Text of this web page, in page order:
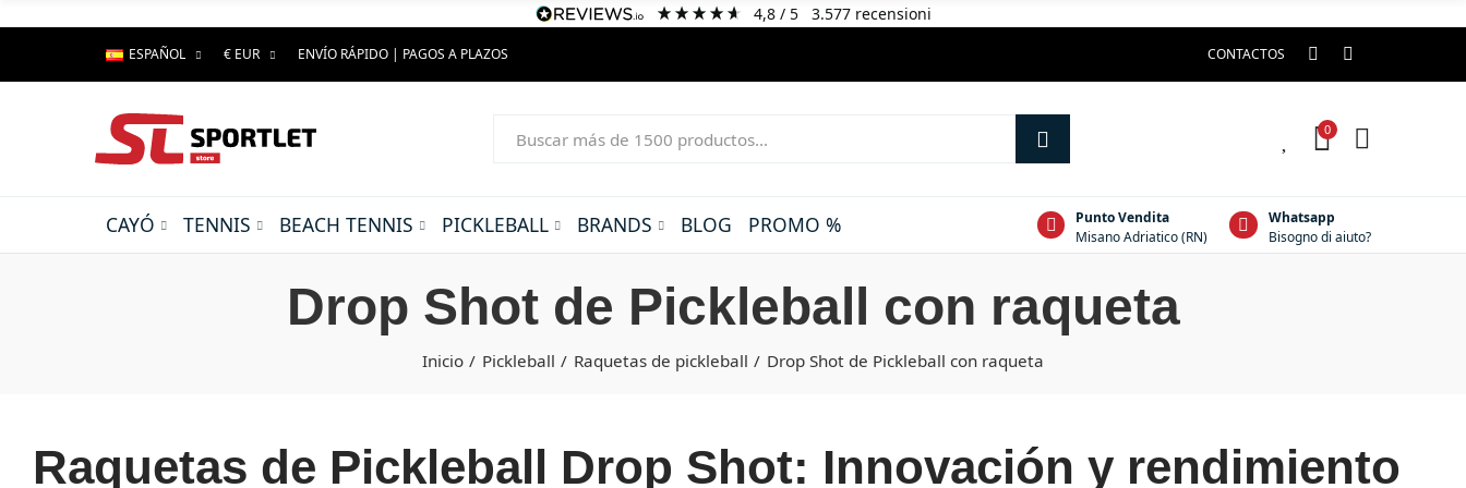
4,8/ 5 3.577 recensioni
ESPAÑOL € EUR ENVÍO RÁPIDO | PAGOS A PLAZOS CONTACTOS
0
CAYÓ TENNIS BEACH TENNIS PICKLEBALL BRANDS BLOG PROMO %
Punto Vendita
Misano Adriatico (RN)
Whatsapp
Bisogno di aiuto?
Drop Shot de Pickleball con raqueta
Inicio Pickleball Raquetas de pickleball Drop Shot de Pickleball con raqueta
Raquetas de Pickleball Drop Shot: Innovación y rendimiento